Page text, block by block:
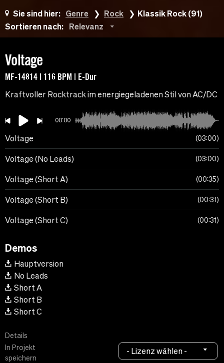
Sie sind hier: Genre Rock
Klassik Rock (91)
Sortieren nach:
Relevanz
Voltage
MF-14814 | 116 BPM | E-Dur
Kraftvoller Rocktrack im energiegeladenen Stil von AC/DC
00:00
Voltage 03:00
Voltage (No Leads) 03:00
Voltage (Short A) 00:35
Voltage (Short B) 00:31
Voltage (Short C) 00:31
Demos
Hauptversion
No Leads
Short A
Short B
Short C
Details
In Projekt
speichern
- Lizenz wählen -